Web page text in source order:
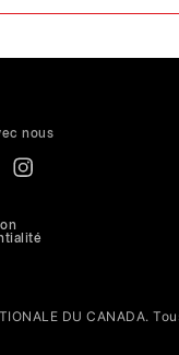
DU CANADA.
nous